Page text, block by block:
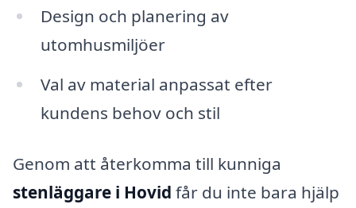
Design och planering av
utomhusmiljöer
Val av material anpassat efter
kundens behov och stil
Genom att återkomma till kunniga
stenläggare i Hovid får du inte bara hjälp